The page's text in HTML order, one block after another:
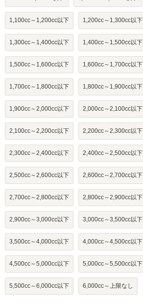
1,100cc～1,200cc以下 1,200cc～1,300cc以下
1,300cc～1,400cc以下 1,400cc～1,500cc以下
1,500cc～1,600cc以下 1,600cc～1,700cc以下
1,700cc～1,800cc以下 1,800cc～1,900cc以下
1,900cc～2,000cc以下 2,000cc～2,100cc以下
2,100cc～2,200cc以下 2,200cc～2,300cc以下
2,300cc～2,400cc以下 2,400cc～2,500cc以下
2,500cc～2,600cc以下 2,600cc～2,700cc以下
2,700cc～2,800cc以下 2,800cc～2,900cc以下
2,900cc～3,000cc以下 3,000cc～3,500cc以下
3,500cc～4,000cc以下 4,000cc～4,500cc以下
4,500cc～5,000cc以下 5,000cc～5,500cc以下
5,500cc～6,000cc以下 6,000cc～上限なし